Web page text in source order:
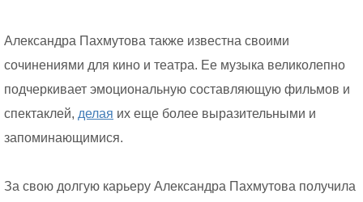
Александра Пахмутова также известна своими
сочинениями для кино и театра. Ее музыка великолепно
подчеркивает эмоциональную составляющую фильмов и
спектаклей, делая их еще более выразительными и
запоминающимися.
За свою долгую карьеру Александра Пахмутова получила